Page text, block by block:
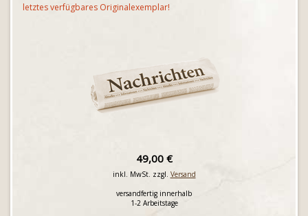
letztes verfügbares Originalexemplar!
49,00 €
inkl. MwSt. zzgl. Versand
versandfertig innerhalb
1-2 Arbeitstage